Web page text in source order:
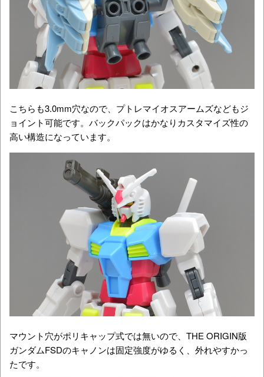
こちらも3.0mm穴なので、プトレマイオスアームズなどもジ
ョイント可能です。バックパックはかなりカスタマイズ性の
高い構造になっています。
マウント穴がポリキャップ式では無いので、THE ORIGIN版
ガンダムFSDのキャノンは固定強度がゆるく、外れやすかっ
たです。